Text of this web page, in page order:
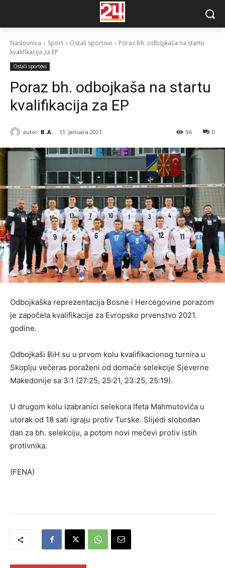
Naslovnica Sport Ostali sportovi
Poraz bh. odbojkaša na startu
kvalifikacija za EP
Ostali sportovi
Poraz bh. odbojkaša na startu
kvalifikacija za EP
autor: B. A. 11. Januara 2021. 0
96
Odbojkaška reprezentacija Bosne i Hercegovine porazom
je započela kvalifikacije za Evropsko prvenstvo 2021.
godine.
Odbojkaši BiH su u prvom kolu kvalifikacionog turnira u
Skoplju večeras poraženi od domaće selekcije Sjeverne
Makedonije sa 3:1 (27:25, 25:21, 23:25, 25:19).
U drugom kolu izabranici selekora Ifeta Mahmutovića u
utorak od 18 sati igraju protiv Turske. Slijedi slobodan
dan za bh. selekciju, a potom novi mečevi protiv istih
protivnika.
(FENA)